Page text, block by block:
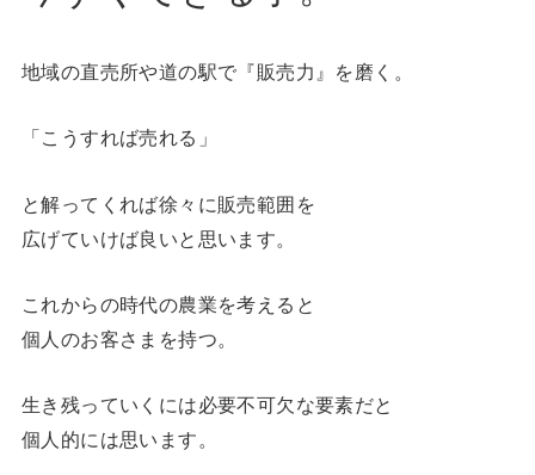
地域の直売所や道の駅で『販売力』を磨く。
「こうすれば売れる」
と解ってくれば徐々に販売範囲を
広げていけば良いと思います。
これからの時代の農業を考えると
個人のお客さまを持つ。
生き残っていくには必要不可欠な要素だと
個人的には思います。